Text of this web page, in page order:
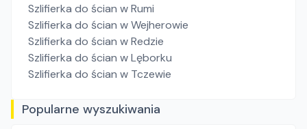
Szlifierka do ścian w Rumi
Szlifierka do ścian w Wejherowie
Szlifierka do ścian w Redzie
Szlifierka do ścian w Lęborku
Szlifierka do ścian w Tczewie
Popularne wyszukiwania